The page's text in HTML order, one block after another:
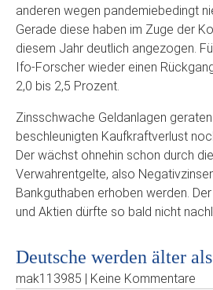
anderen wegen pandemiebedingt
Gerade diese haben im Zuge der
diesem Jahr deutlich angezogen.
Ifo-Forscher wieder einen
2,0 bis 2,5 Prozent.
Zinsschwache Geldanlagen
beschleunigten Kaufkraftverlust
Der wächst ohnehin schon durch
Verwahrentgelte, also
Bankguthaben erhoben werden.
und Aktien dürfte so bald nicht
Deutsche werden älter
mak113985 | Keine Kommentare